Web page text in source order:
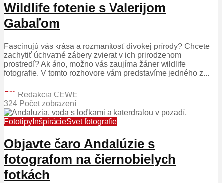
Wildlife fotenie s Valerijom
Gabaľom
Fascinujú vás krása a rozmanitosť divokej prírody? Chcete
zachytiť úchvatné zábery zvierat v ich prirodzenom
prostredí? Ak áno, možno vás zaujíma žáner wildlife
fotografie. V tomto rozhovore vám predstavíme jedného z...
Redakcia CEWE
324 Počet zobrazení
Fototipy InšpirácieSvet fotografie
Objavte čaro Andalúzie s
fotografom na čiernobielych
fotkách